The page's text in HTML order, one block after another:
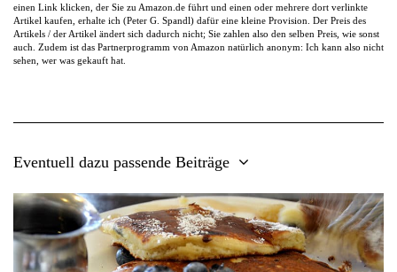
einen Link klicken, der Sie zu Amazon.de führt und einen oder mehrere dort verlinkte
Artikel kaufen, erhalte ich (Peter G. Spandl) dafür eine kleine Provision. Der Preis des
Artikels / der Artikel ändert sich dadurch nicht; Sie zahlen also den selben Preis, wie sonst
auch. Zudem ist das Partnerprogramm von Amazon natürlich anonym: Ich kann also nicht
sehen, wer was gekauft hat.
Eventuell dazu passende Beiträge